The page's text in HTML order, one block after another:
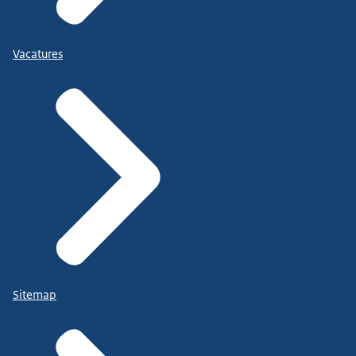
Vacatures
Sitemap